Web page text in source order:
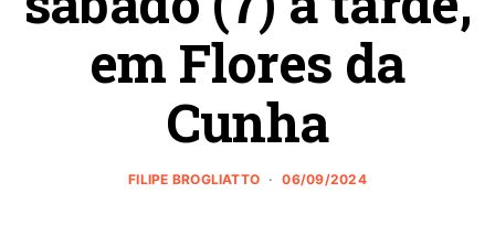
em Flores da
Cunha
FILIPE BROGLIATTO 06/09/2024